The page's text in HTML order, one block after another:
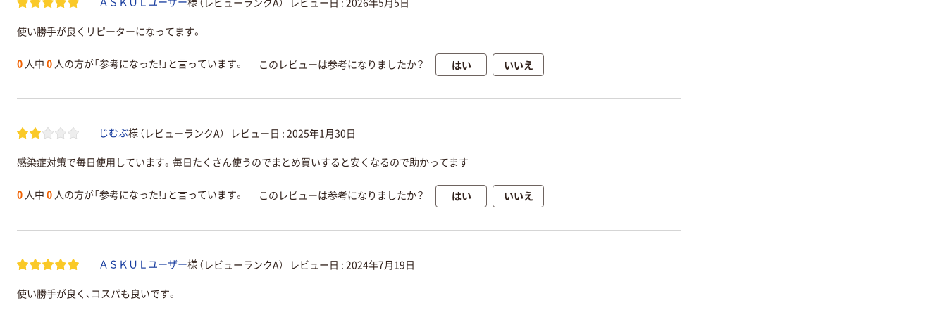
使い勝手が良くリピーターになってます。
0 人中 0 人の方が「参考になった!」と言っています。 このレビューは参考になりましたか？ はい いいえ
じむぶ様 （レビューランクA） レビュー日 : 2025年1月30日
感染症対策で毎日使用しています。毎日たくさん使うのでまとめ買いすると安くなるので助かってます
0 人中 0 人の方が「参考になった!」と言っています。 このレビューは参考になりましたか？ はい いいえ
ＡＳＫＵＬユーザー様 （レビューランクA） レビュー日 : 2024年7月19日
使い勝手が良く、コスパも良いです。